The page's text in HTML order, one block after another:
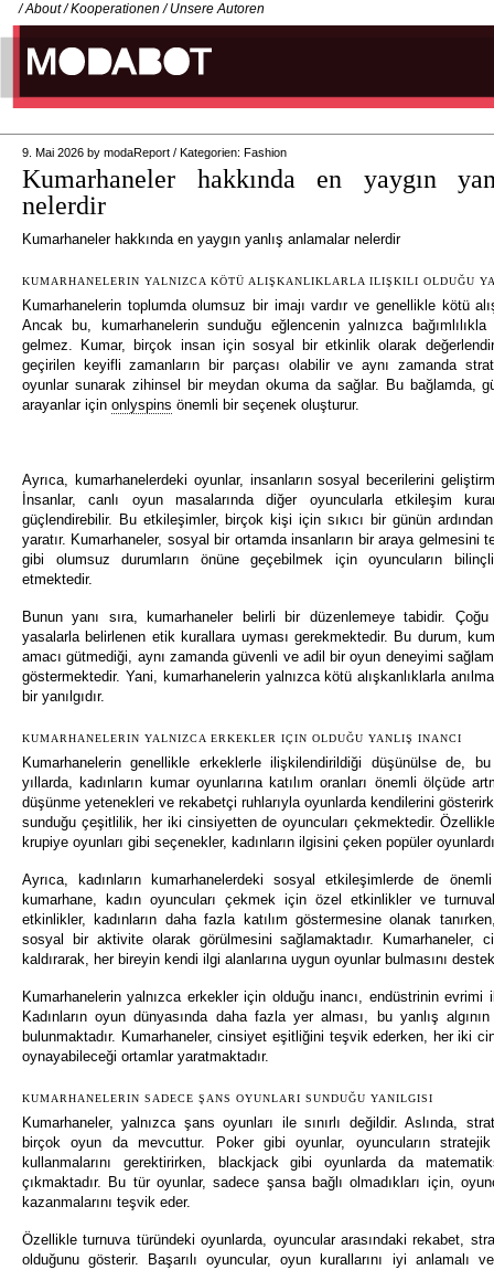
/ About / Kooperationen / Unsere Autoren
9. Mai 2026 by modaReport / Kategorien: Fashion
Kumarhaneler hakkında en yaygın
nelerdir
Kumarhaneler hakkında en yaygın yanlış anlamalar nelerdir
KUMARHANELERIN YALNIZCA KÖTÜ ALIŞKANLIKLARLA ILIŞKILI OLDUĞU
Kumarhanelerin toplumda olumsuz bir imajı vardır ve genellikle kötü
Ancak bu, kumarhanelerin sunduğu eğlencenin yalnızca bağımlılıkla
gelmez. Kumar, birçok insan için sosyal bir etkinlik olarak
geçirilen keyifli zamanların bir parçası olabilir ve aynı zamanda
oyunlar sunarak zihinsel bir meydan okuma da sağlar. Bu bağlamda,
arayanlar için onlyspins önemli bir seçenek oluşturur.
Ayrıca, kumarhanelerdeki oyunlar, insanların sosyal becerilerini
İnsanlar, canlı oyun masalarında diğer oyuncularla etkileşim
güçlendirebilir. Bu etkileşimler, birçok kişi için sıkıcı bir günün
yaratır. Kumarhaneler, sosyal bir ortamda insanların bir araya gelmesini
gibi olumsuz durumların önüne geçebilmek için oyuncuların
etmektedir.
Bunun yanı sıra, kumarhaneler belirli bir düzenlemeye tabidir.
yasalarla belirlenen etik kurallara uyması gerekmektedir. Bu durum,
amacı gütmediği, aynı zamanda güvenli ve adil bir oyun deneyimi
göstermektedir. Yani, kumarhanelerin yalnızca kötü alışkanlıklarla
bir yanılgıdır.
KUMARHANELERIN YALNIZCA ERKEKLER IÇIN OLDUĞU YANLIŞ INANCI
Kumarhanelerin genellikle erkeklerle ilişkilendirildiği düşünülse de,
yıllarda, kadınların kumar oyunlarına katılım oranları önemli ölçüde
düşünme yetenekleri ve rekabetçi ruhlarıyla oyunlarda kendilerini
sunduğu çeşitlilik, her iki cinsiyetten de oyuncuları çekmektedir.
krupiye oyunları gibi seçenekler, kadınların ilgisini çeken popüler
Ayrıca, kadınların kumarhanelerdeki sosyal etkileşimlerde de
kumarhane, kadın oyuncuları çekmek için özel etkinlikler ve
etkinlikler, kadınların daha fazla katılım göstermesine olanak
sosyal bir aktivite olarak görülmesini sağlamaktadır. Kumarhaneler,
kaldırarak, her bireyin kendi ilgi alanlarına uygun oyunlar bulmasını
Kumarhanelerin yalnızca erkekler için olduğu inancı, endüstrinin evrimi
Kadınların oyun dünyasında daha fazla yer alması, bu yanlış
bulunmaktadır. Kumarhaneler, cinsiyet eşitliğini teşvik ederken, her iki
oynayabileceği ortamlar yaratmaktadır.
KUMARHANELERIN SADECE ŞANS OYUNLARI SUNDUĞU YANILGISI
Kumarhaneler, yalnızca şans oyunları ile sınırlı değildir. Aslında,
birçok oyun da mevcuttur. Poker gibi oyunlar, oyuncuların
kullanmalarını gerektirirken, blackjack gibi oyunlarda da
çıkmaktadır. Bu tür oyunlar, sadece şansa bağlı olmadıkları için,
kazanmalarını teşvik eder.
Özellikle turnuva türündeki oyunlarda, oyuncular arasındaki rekabet,
olduğunu gösterir. Başarılı oyuncular, oyun kurallarını iyi anlamalı